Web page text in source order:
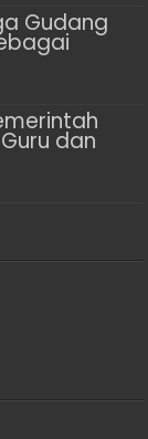
Gudang
dan